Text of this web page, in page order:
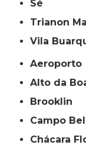
Sé
Trianon
Vila
Aeroporto
Alto da
Brooklin
Campo
Chácara